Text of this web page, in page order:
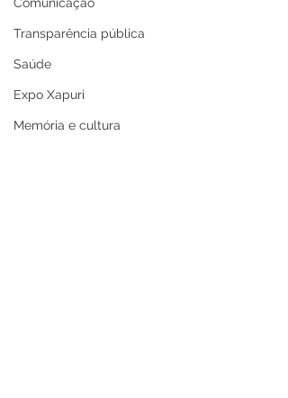
Transparência pública
Saúde
Expo Xapuri
Memória e cultura